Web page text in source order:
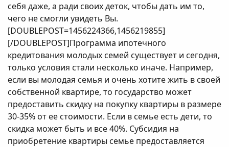
себя даже, а ради своих деток, чтобы дать им то,
чего не смогли увидеть Вы.
[DOUBLEPOST=1456224366,1456219855]
[/DOUBLEPOST]Программа ипотечного
кредитования молодых семей существует и сегодня,
только условия стали несколько иначе. Например,
если вы молодая семья и очень хотите жить в своей
собственной квартире, то государство может
предоставить скидку на покупку квартиры в размере
30-35% от ее стоимости. Если в семье есть дети, то
скидка может быть и все 40%. Субсидия на
приобретение квартиры семье предоставляется